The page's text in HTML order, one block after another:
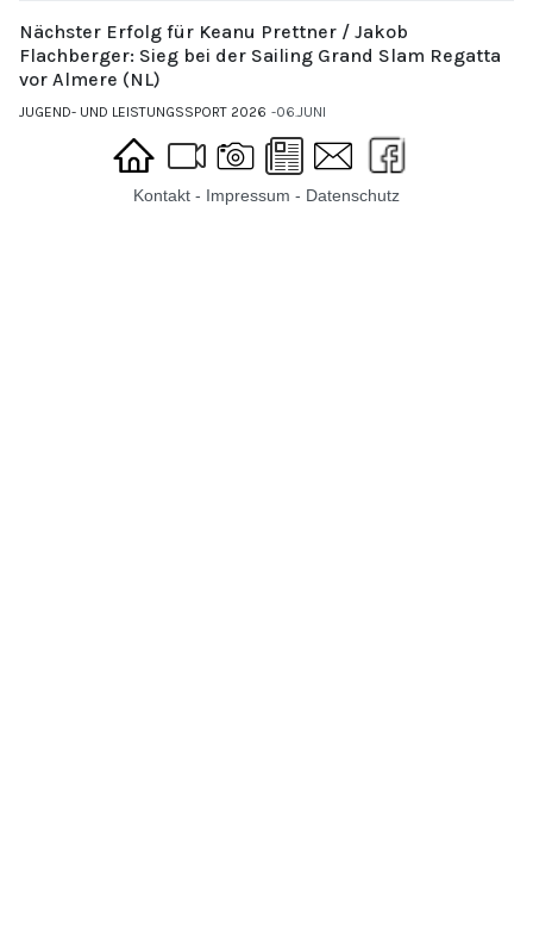
Nächster Erfolg für Keanu Prettner / Jakob
Flachberger: Sieg bei der Sailing Grand Slam Regatta
vor Almere (NL)
JUGEND- UND LEISTUNGSSPORT 2026 06.JUNI
Kontakt - Impressum - Datenschutz